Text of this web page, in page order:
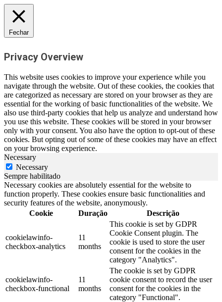
Fechar
Privacy Overview
This website uses cookies to improve your experience while you
navigate through the website. Out of these cookies, the cookies that
are categorized as necessary are stored on your browser as they are
essential for the working of basic functionalities of the website. We
also use third-party cookies that help us analyze and understand how
you use this website. These cookies will be stored in your browser
only with your consent. You also have the option to opt-out of these
cookies. But opting out of some of these cookies may have an effect
on your browsing experience.
Necessary
Necessary
Sempre habilitado
Necessary cookies are absolutely essential for the website to
function properly. These cookies ensure basic functionalities and
security features of the website, anonymously.
Cookie
Duração Descrição
cookielawinfo-
checkbox-analytics
11
months
This cookie is set by GDPR
Cookie Consent plugin. The
cookie is used to store the user
consent for the cookies in the
category "Analytics".
cookielawinfo-
checkbox-functional
11
months
The cookie is set by GDPR
cookie consent to record the user
consent for the cookies in the
category "Functional".